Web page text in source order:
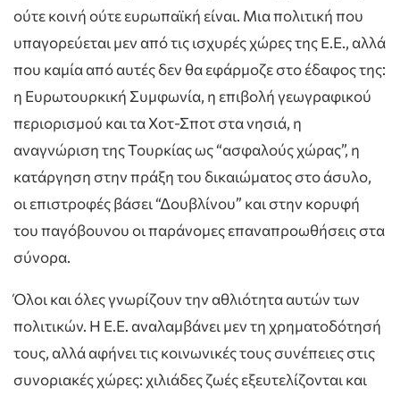
ούτε κοινή ούτε ευρωπαϊκή είναι. Μια πολιτική που
υπαγορεύεται μεν από τις ισχυρές χώρες της Ε.Ε., αλλά
που καμία από αυτές δεν θα εφάρμοζε στο έδαφος της:
η Ευρωτουρκική Συμφωνία, η επιβολή γεωγραφικού
περιορισμού και τα Χοτ-Σποτ στα νησιά, η
αναγνώριση της Τουρκίας ως “ασφαλούς χώρας”, η
κατάργηση στην πράξη του δικαιώματος στο άσυλο,
οι επιστροφές βάσει “Δουβλίνου” και στην κορυφή
του παγόβουνου οι παράνομες επαναπροωθήσεις στα
σύνορα.
Όλοι και όλες γνωρίζουν την αθλιότητα αυτών των
πολιτικών. H E.E. αναλαμβάνει μεν τη χρηματοδότησή
τους, αλλά αφήνει τις κοινωνικές τους συνέπειες στις
συνοριακές χώρες: χιλιάδες ζωές εξευτελίζονται και